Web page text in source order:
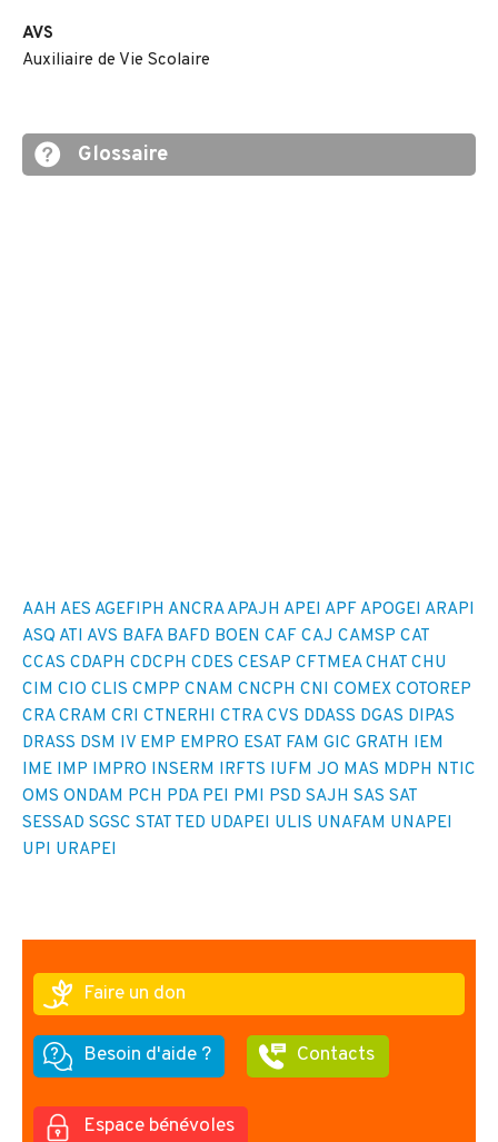
AVS
Auxiliaire de Vie Scolaire
Glossaire
AAH AES AGEFIPH ANCRA APAJH APEI APF APOGEI ARAPI
ASQ ATI AVS BAFA BAFD BOEN CAF CAJ CAMSP CAT
CCAS CDAPH CDCPH CDES CESAP CFTMEA CHAT CHU
CIM CIO CLIS CMPP CNAM CNCPH CNI COMEX COTOREP
CRA CRAM CRI CTNERHI CTRA CVS DDASS DGAS DIPAS
DRASS DSM IV EMP EMPRO ESAT FAM GIC GRATH IEM
IME IMP IMPRO INSERM IRFTS IUFM JO MAS MDPH NTIC
OMS ONDAM PCH PDA PEI PMI PSD SAJH SAS SAT
SESSAD SGSC STAT TED UDAPEI ULIS UNAFAM UNAPEI
UPI URAPEI
Faire un don
Besoin d'aide ? Contacts
Espace bénévoles